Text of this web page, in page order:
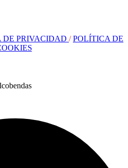
DE PRIVACIDAD /POLÍTICA DE